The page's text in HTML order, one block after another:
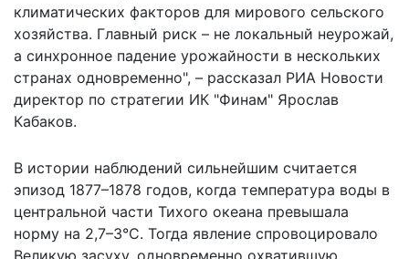
климатических факторов для мирового сельского
хозяйства. Главный риск – не локальный неурожай,
а синхронное падение урожайности в нескольких
странах одновременно", – рассказал РИА Новости
директор по стратегии ИК "Финам" Ярослав
Кабаков.
В истории наблюдений сильнейшим считается
эпизод 1877–1878 годов, когда температура воды в
центральной части Тихого океана превышала
норму на 2,7–3°С. Тогда явление спровоцировало
Великую засуху, одновременно охватившую